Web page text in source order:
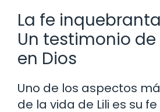
La fe
Un testimonio
en Dios
Uno de los aspectos
de la vida de Lili es su fe